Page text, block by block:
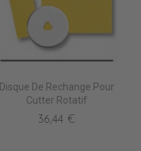
Disque De Rechange Pour
Cutter Rotatif
36,44 €